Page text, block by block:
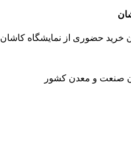
خرید حضوری از نمایشگاه کاشان
صنعت و معدن کشور